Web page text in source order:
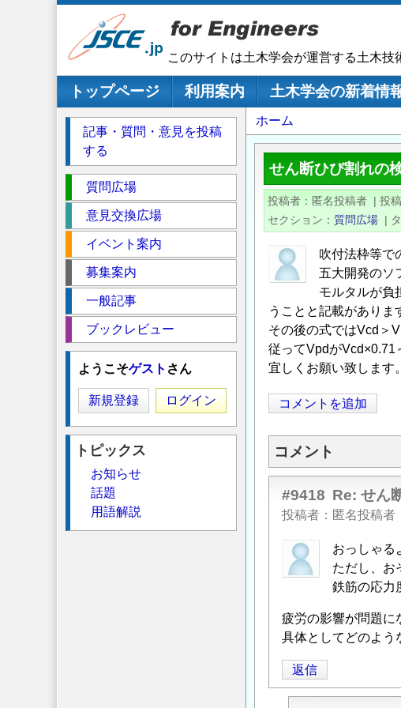
このサイトは土木学会が運営する土木技
メインナビゲーション
トップページ 利用案内 土木学会の新着情
パ
ン
く
ず
ホーム
せん断ひび割れの
投稿者 匿名投稿者 | 投
セクション
質問広場 |
吹付法枠等で
五大開発のソ
モルタルが負
うことと記載がありま
その後の式ではVcd＞
従ってVpdがVcd×0.71
宜しくお願い致します。
コメントを追加
コメント
#9418 Re: せん
投稿者 匿名投稿者
おっしゃる
ただし、お
鉄筋の応力
疲労の影響が問題に
具体としてどのよう
返信
記事・質問・意見を投稿
する
ク
シ
質問広場
意見交換広場
イベント案内
募集案内
一般記事
ブックレビュー
ようこそゲスト さん
新規登録 ログイン
トピックス
お知らせ
話題
用語解説